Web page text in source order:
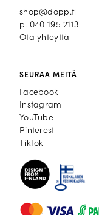
shop@dopp.fi
p. 040 195 2113
Ota yhteyttä
SEURAA MEITÄ
Facebook
Facebook
Instagram
Instagram
YouTube
YouTube
Pinterest
Pinterest
TikTok
TikTok